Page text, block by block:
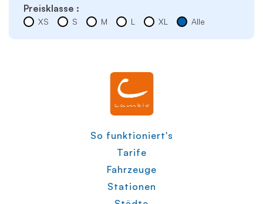
Preisklasse :
XS S M L XL Alle
So funktioniert's
Tarife
Fahrzeuge
Stationen